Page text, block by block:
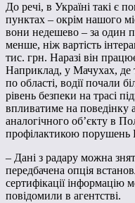
До речі, в Україні такі є
пунктах – окрім нашого
вони недешево – за один
менше, ніж вартість
тис. грн. Наразі він
Наприклад, у Мачухах, де
по області, водії почали
рівень безпеки на трасі
впливатиме на поведінку
аналогічного об’єкту в
профілактикою
– Дані з радару можна
передбачена опція
сертифікації інформацію
повідомили в агентстві.